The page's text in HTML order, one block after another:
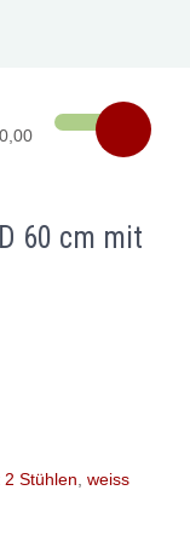
60 cm mit
2 Stühlen weiss